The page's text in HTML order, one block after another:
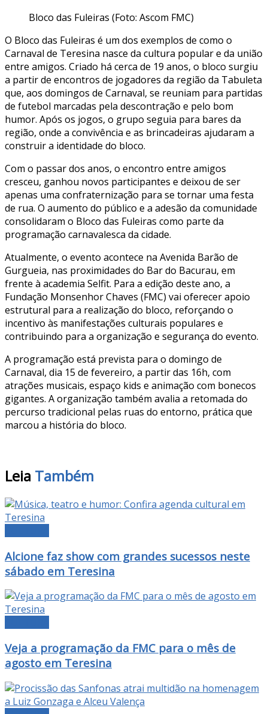
Bloco das Fuleiras (Foto: Ascom FMC)
O Bloco das Fuleiras é um dos exemplos de como o
Carnaval de Teresina nasce da cultura popular e da união
entre amigos. Criado há cerca de 19 anos, o bloco surgiu
a partir de encontros de jogadores da região da Tabuleta
que, aos domingos de Carnaval, se reuniam para partidas
de futebol marcadas pela descontração e pelo bom
humor. Após os jogos, o grupo seguia para bares da
região, onde a convivência e as brincadeiras ajudaram a
construir a identidade do bloco.
Com o passar dos anos, o encontro entre amigos
cresceu, ganhou novos participantes e deixou de ser
apenas uma confraternização para se tornar uma festa
de rua. O aumento do público e a adesão da comunidade
consolidaram o Bloco das Fuleiras como parte da
programação carnavalesca da cidade.
Atualmente, o evento acontece na Avenida Barão de
Gurgueia, nas proximidades do Bar do Bacurau, em
frente à academia Selfit. Para a edição deste ano, a
Fundação Monsenhor Chaves (FMC) vai oferecer apoio
estrutural para a realização do bloco, reforçando o
incentivo às manifestações culturais populares e
contribuindo para a organização e segurança do evento.
A programação está prevista para o domingo de
Carnaval, dia 15 de fevereiro, a partir das 16h, com
atrações musicais, espaço kids e animação com bonecos
gigantes. A organização também avalia a retomada do
percurso tradicional pelas ruas do entorno, prática que
marcou a história do bloco.
Leia Também
Alcione faz show com grandes sucessos neste
sábado em Teresina
Veja a programação da FMC para o mês de
agosto em Teresina